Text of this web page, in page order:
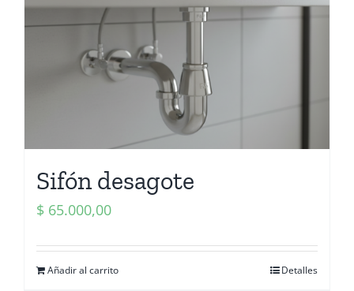
Sifón desagote
$ 65.000,00
Añadir al carrito Detalles